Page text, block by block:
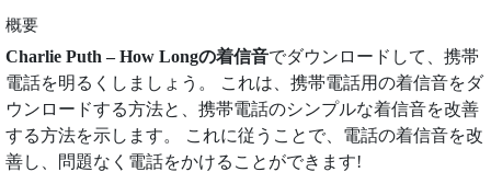
概要
Charlie Puth – How Longの着信音でダウンロードして、携帯
電話を明るくしましょう。 これは、携帯電話用の着信音をダ
ウンロードする方法と、携帯電話のシンプルな着信音を改善
する方法を示します。 これに従うことで、電話の着信音を改
善し、問題なく電話をかけることができます!